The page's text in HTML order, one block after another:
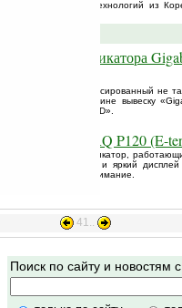
на рынке высоких технологий из
версия коммуникатора
от Gigabyte, аннонсированный не
искать в магазине вывеску
название «i-teq BOND».
TORQ P120 (E-
— GSM-коммуникатор,
дизайн и яркий
на новинку внимание.
41..
Поиск по сайту и новостям